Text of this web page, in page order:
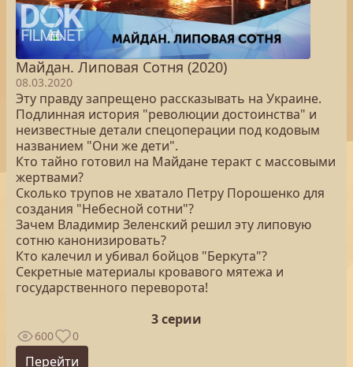
Майдан. Липовая Сотня (2020)
08.03.2020
Эту правду запрещено рассказывать на Украине.
Подлинная история "революции достоинства" и
неизвестные детали спецоперации под кодовым
названием "Они же дети".
Кто тайно готовил на Майдане теракт с массовыми
жертвами?
Сколько трупов не хватало Петру Порошенко для
создания "Небесной сотни"?
Зачем Владимир Зеленский решил эту липовую
сотню канонизировать?
Кто калечил и убивал бойцов "Беркута"?
Секретные материалы кровавого мятежа и
государственного переворота!
3 серии
600 0
Перейти